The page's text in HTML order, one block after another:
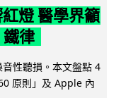
燈 醫學界籲
律
性聽損。本文盤點 4
原則」及 Apple 內